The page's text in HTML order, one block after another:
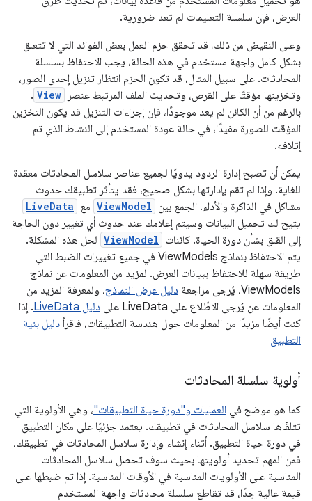
العرض، فإن سلسلة التعليمات لم تعد ضرورية.
وعلى النقيض من ذلك، قد تحقق حزم العمل بعض الفوائد التي لا تتعلق
بشكل كامل واجهة مستخدم في هذه الحالة، يجب الاحتفاظ بسلسلة
المحادثات. على سبيل المثال، قد تكون الحزم انتظار تنزيل إحدى الصور،
وتخزينها مؤقتًا على القرص، وتحديث الملف المرتبط عنصر
View
.
بالرغم من أن الكائن لم يعد موجودًا، فإن إجراءات التنزيل قد يكون التخزين
المؤقت للصورة مفيدًا، في حالة عودة المستخدم إلى النشاط الذي تم
إتلافه.
يمكن أن تصبح إدارة الردود يدويًا لجميع عناصر سلاسل المحادثات معقدة
للغاية. وإذا لم تقم بإدارتها بشكل صحيح، فقد يتأثر تطبيقك حدوث
مشاكل في الذاكرة والأداء. الجمع بين ViewModel مع LiveData
يتيح لك تحميل البيانات وسيتم إعلامك عند حدوث أي تغيير دون الحاجة
إلى القلق بشأن دورة الحياة. كائنات ViewModel لحل هذه المشكلة.
يتم الاحتفاظ بنماذج ViewModels في جميع تغييرات الضبط التي
طريقة سهلة للاحتفاظ ببيانات العرض. لمزيد من المعلومات عن نماذج
ViewModels، يُرجى مراجعة
دليل عرض النماذج، ولمعرفة المزيد من
المعلومات عن يُرجى الاطّلاع على LiveData على
دليل LiveData
. إذا
كنت أيضًا مزيدًا من المعلومات حول هندسة التطبيقات، فاقرأ دليل بنية
التطبيق
أولوية سلسلة المحادثات
كما هو موضح في العمليات و"دورة حياة التطبيقات"، وهي الأولوية التي
تتلقّاها سلاسل المحادثات في تطبيقك. يعتمد جزئيًا على مكان التطبيق
في دورة حياة التطبيق. أثناء إنشاء وإدارة سلاسل المحادثات في تطبيقك،
فمن المهم تحديد أولويتها بحيث سوف تحصل سلاسل المحادثات
المناسبة على الأولويات المناسبة في الأوقات المناسبة. إذا تم ضبطها على
قيمة عالية جدًا، قد تقاطع سلسلة محادثات واجهة المستخدم